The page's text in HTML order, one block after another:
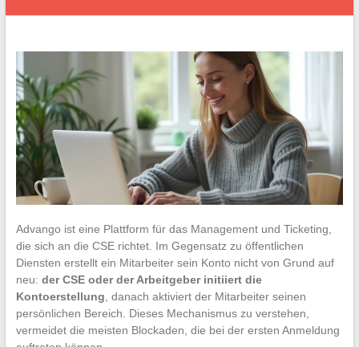
Advango ist eine Plattform für das Management und Ticketing,
die sich an die CSE richtet. Im Gegensatz zu öffentlichen
Diensten erstellt ein Mitarbeiter sein Konto nicht von Grund auf
neu: der CSE oder der Arbeitgeber initiiert die
Kontoerstellung , danach aktiviert der Mitarbeiter seinen
persönlichen Bereich. Dieses Mechanismus zu verstehen,
vermeidet die meisten Blockaden, die bei der ersten Anmeldung